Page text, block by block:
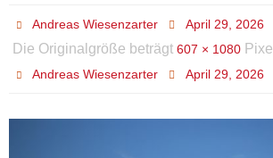
Andreas Wiesenzarter April 29, 2026
Die Originalgröße beträgt 607 × 1080 Pixel
Andreas Wiesenzarter April 29, 2026